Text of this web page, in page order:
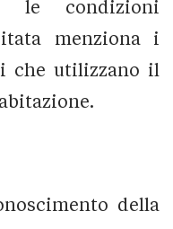
le condizioni
menziona i
che utilizzano il
della